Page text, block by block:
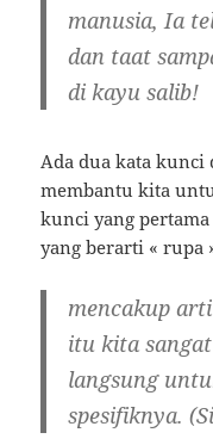
manusia, Ia
dan taat
di kayu salib!
Ada dua kata kunci
membantu kita
kunci yang
yang berarti « rupa
mencakup
itu kita
langsung
spesifiknya.